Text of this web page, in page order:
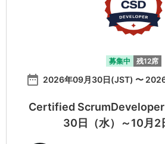
募集中 残12席
date_range 2026年09月30日(JST) 〜
Certified
30日（水）～10月2